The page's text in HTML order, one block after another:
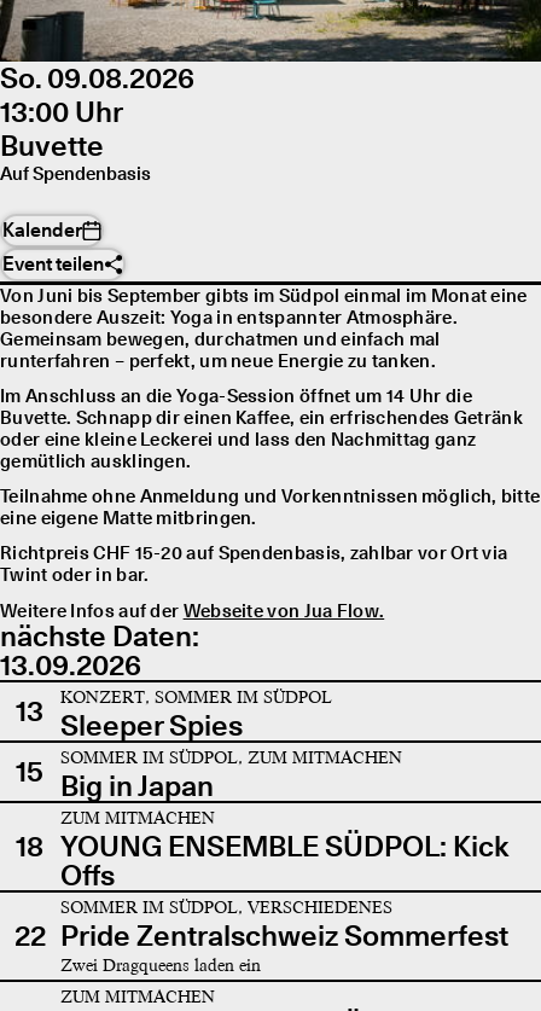
So. 09.08.2026
13:00 Uhr
Buvette
Auf Spendenbasis
Kalender
Event teilen
Von Juni bis September gibts im Südpol einmal im Monat eine
besondere Auszeit: Yoga in entspannter Atmosphäre.
Gemeinsam bewegen, durchatmen und einfach mal
runterfahren – perfekt, um neue Energie zu tanken.
Im Anschluss an die Yoga-Session öffnet um 14 Uhr die
Buvette. Schnapp dir einen Kaffee, ein erfrischendes Getränk
oder eine kleine Leckerei und lass den Nachmittag ganz
gemütlich ausklingen.
Teilnahme ohne Anmeldung und Vorkenntnissen möglich, bitte
eine eigene Matte mitbringen.
Richtpreis CHF 15-20 auf Spendenbasis, zahlbar vor Ort via
Twint oder in bar.
Weitere Infos auf der Webseite von Jua Flow.
nächste Daten:
13.09.2026
13
KONZERT, SOMMER IM SÜDPOL
Sleeper Spies
15
SOMMER IM SÜDPOL, ZUM MITMACHEN
Big in Japan
18
ZUM MITMACHEN
YOUNG ENSEMBLE SÜDPOL: Kick
Offs
22
SOMMER IM SÜDPOL, VERSCHIEDENES
Pride Zentralschweiz Sommerfest
Zwei Dragqueens laden ein
ZUM MITMACHEN